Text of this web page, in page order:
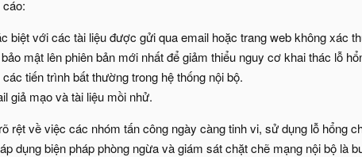
biệt với các tài liệu được gửi qua email hoặc trang web không xác
mật lên phiên bản mới nhất để giảm thiểu nguy cơ khai thác lỗ
tiến trình bất thường trong hệ thống nội bộ.
giả mạo và tài liệu mồi nhử.
rệt về việc các nhóm tấn công ngày càng tinh vi, sử dụng lỗ hổng
dụng biện pháp phòng ngừa và giám sát chặt chẽ mạng nội bộ là